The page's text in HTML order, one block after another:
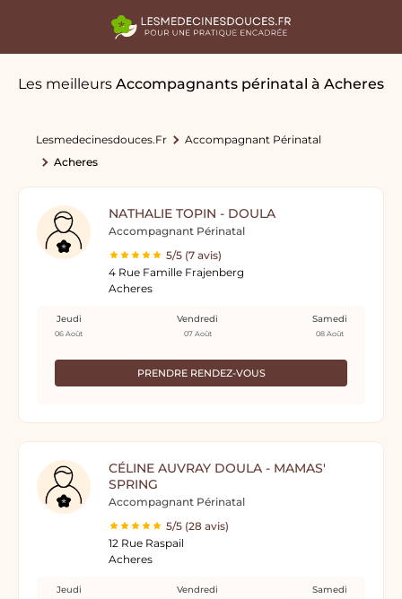
Les meilleurs Accompagnants périnatal à Acheres
Lesmedecinesdouces.fr
Accompagnant Périnatal
Acheres
NATHALIE TOPIN - DOULA
Accompagnant Périnatal
5/5 (7 avis)
4 Rue Famille Frajenberg
Acheres
PRENDRE RENDEZ-VOUS
Jeudi
06 Août
Vendredi
07 Août
Samedi
08 Août
CÉLINE AUVRAY DOULA - MAMAS'
SPRING
Accompagnant Périnatal
5/5 (28 avis)
12 Rue Raspail
Acheres
Jeudi Vendredi Samedi